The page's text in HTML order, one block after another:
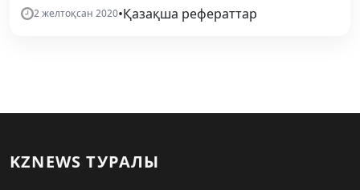
2 желтоқсан 2020•Қазақша рефераттар
KZNEWS ТУРАЛЫ